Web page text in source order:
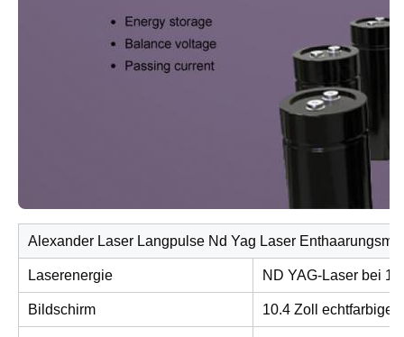
Alexander Laser Langpulse Nd Yag Laser
Laserenergie ND YAG-Laser bei
Bildschirm 10.4 Zoll echtfarbiger